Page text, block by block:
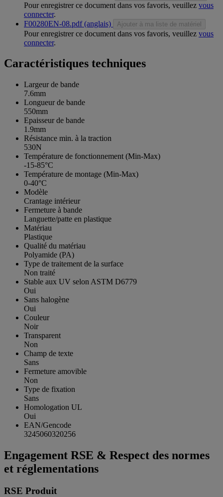
Pour enregistrer ce document dans vos favoris, veuillez vous
connecter.
F00280EN-08.pdf (anglais)
Ajouter à ma liste de matériel
Pour enregistrer ce document dans vos favoris, veuillez vous
connecter.
Caractéristiques techniques
Largeur de bande
7.6mm
Longueur de bande
550mm
Epaisseur de bande
1.9mm
Résistance min. à la traction
530N
Température de fonctionnement (Min-Max)
-15-85°C
Température de montage (Min-Max)
0-40°C
Modèle
Crantage intérieur
Fermeture à bande
Languette/patte en plastique
Matériau
Plastique
Qualité du matériau
Polyamide (PA)
Type de traitement de la surface
Non traité
Stable aux UV selon ASTM D6779
Oui
Sans halogène
Oui
Couleur
Noir
Transparent
Non
Champ de texte
Sans
Fermeture amovible
Non
Type de fixation
Sans
Homologation UL
Oui
EAN/Gencode
3245060320256
Engagement RSE & Respect des normes
et réglementations
RSE Produit